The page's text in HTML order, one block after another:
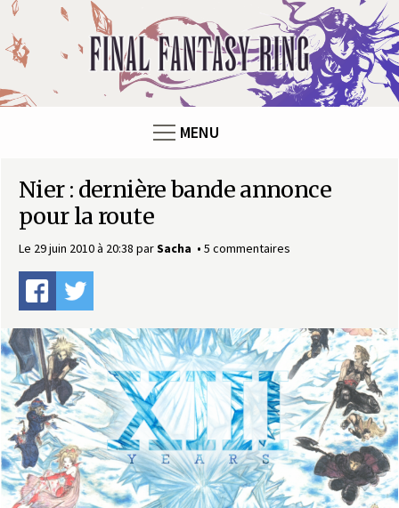
F
n
n
t
a
s
y
MENU
Nier : dernière bande annonce
pour la route
Le 29 juin 2010 à 20:38 parSacha 5 commentaires
Panneau de gestion des cookies